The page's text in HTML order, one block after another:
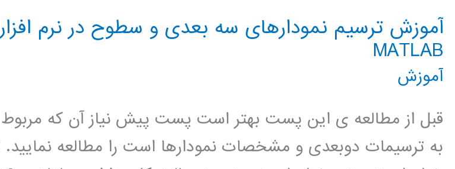
آموزش ترسیم نمودارهای سه بعدی و سطوح در نرم افزار
MATLAB
آموزش
قبل از مطالعه ی این پست بهتر است پست پیش نیاز آن که مربوط